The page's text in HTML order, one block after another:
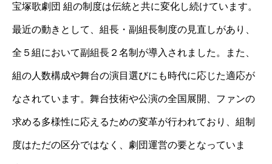
宝塚歌劇団 組の制度は伝統と共に変化し続けています。
最近の動きとして、組長・副組長制度の見直しがあり、
全５組において副組長２名制が導入されました。また、
組の人数構成や舞台の演目選びにも時代に応じた適応が
なされています。舞台技術や公演の全国展開、ファンの
求める多様性に応えるための変革が行われており、組制
度はただの区分ではなく、劇団運営の要となっていま